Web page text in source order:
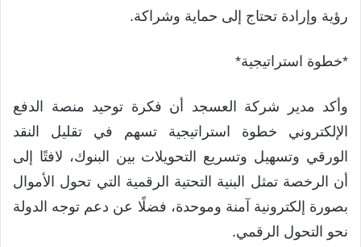
رؤية وإرادة تحتاج إلى حماية وشراكة.
*خطوة استراتيجية*
وأكد مدير شركة العسجد أن فكرة توحيد منصة الدفع
الإلكتروني خطوة استراتيجية تسهم في تقليل النقد
الورقي وتسهيل وتسريع التحويلات بين البنوك، لافتًا إلى
أن الرخصة تمثل البنية التحتية الرقمية التي تحول الأموال
بصورة إلكترونية آمنة وموحدة، فضلًا عن دعم توجه الدولة
نحو التحول الرقمي.